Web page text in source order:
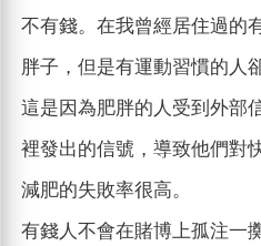
不有錢。在我曾經居住過的
胖子，但是有運動習慣的人
這是因為肥胖的人受到外部
裡發出的信號，導致他們對
減肥的失敗率很高。
有錢人不會在賭博上孤注一